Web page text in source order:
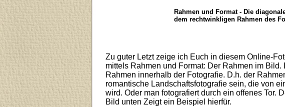
Rahmen und Format - Die
dem rechtwinkligen Rahmen des
Zu guter Letzt zeige ich Euch in diesem Online-
mittels Rahmen und Format: Der Rahmen im
Rahmen innerhalb der Fotografie. D.h. der
romantische Landschaftsfotografie sein, die von
wird. Oder man fotografiert durch ein offenes Tor.
Bild unten Zeigt ein Beispiel hierfür.